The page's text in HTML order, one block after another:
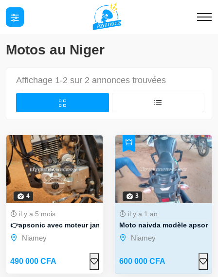
Motos au Niger
Affichage 1-2 sur 2 annonces trouvées
4
il y a 5 mois
👉apsonic avec moteur jamais touché
Niamey
490 000 CFA
3
il y a 1 an
Moto naivda modèle apsonic.
Niamey
600 000 CFA